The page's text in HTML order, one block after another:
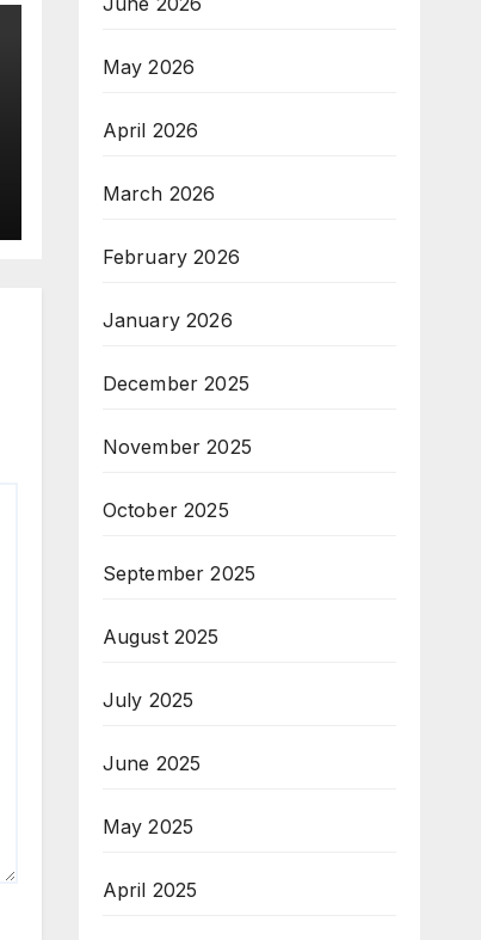
May 2026
April 2026
March 2026
February 2026
January 2026
December 2025
November 2025
October 2025
September 2025
August 2025
July 2025
June 2025
May 2025
April 2025